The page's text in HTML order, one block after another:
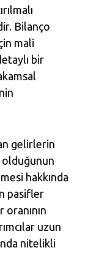
Bilanço
mali
bir
gelirlerin
olduğunun
hakkında
pasifler
oranının
uzun
nitelikli